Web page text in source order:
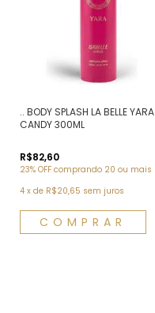
.. BODY SPLASH LA BELLE YARA
CANDY 300ML
R$82,60
23% OFF comprando 20 ou mais
4 x de R$20,65 sem juros